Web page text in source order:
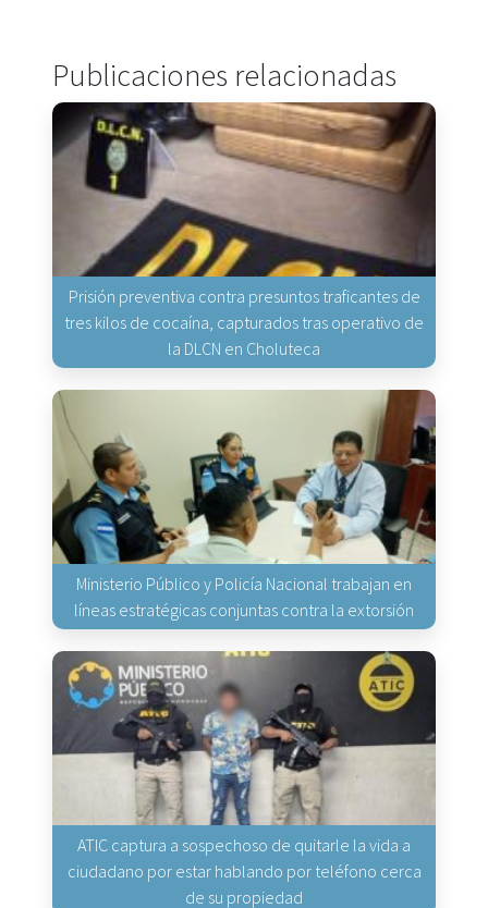
Publicaciones relacionadas
Prisión preventiva contra presuntos traficantes de
tres kilos de cocaína, capturados tras operativo de
la DLCN en Choluteca
Ministerio Público y Policía Nacional trabajan en
líneas estratégicas conjuntas contra la extorsión
ATIC captura a sospechoso de quitarle la vida a
ciudadano por estar hablando por teléfono cerca
de su propiedad